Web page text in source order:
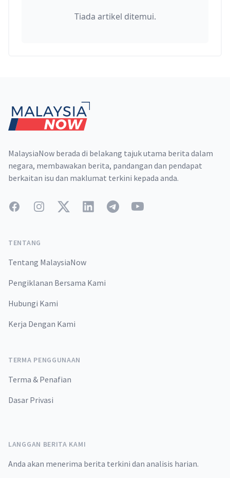
Tiada artikel ditemui.
MalaysiaNow berada di belakang tajuk utama berita dalam
negara, membawakan berita, pandangan dan pendapat
berkaitan isu dan maklumat terkini kepada anda.
FacebookInstagramTwitterLinkedInTelegramYouTube
TENTANG
Tentang MalaysiaNow
Pengiklanan Bersama Kami
Hubungi Kami
Kerja Dengan Kami
TERMA PENGGUNAAN
Terma & Penafian
Dasar Privasi
LANGGAN BERITA KAMI
Anda akan menerima berita terkini dan analisis harian.